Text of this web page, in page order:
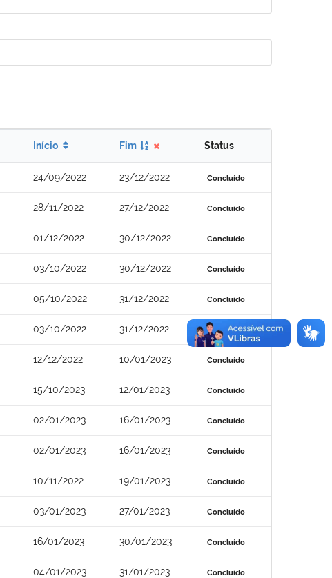
Início Fim Status
24/09/2022 23/12/2022 Concluído
28/11/2022 27/12/2022 Concluído
01/12/2022 30/12/2022 Concluído
03/10/2022 30/12/2022 Concluído
05/10/2022 31/12/2022 Concluído
03/10/2022 31/12/2022 Concluído
12/12/2022 10/01/2023 Concluído
15/10/2023 12/01/2023 Concluído
02/01/2023 16/01/2023 Concluído
02/01/2023 16/01/2023 Concluído
10/11/2022 19/01/2023 Concluído
03/01/2023 27/01/2023 Concluído
16/01/2023 30/01/2023 Concluído
04/01/2023 31/01/2023 Concluído